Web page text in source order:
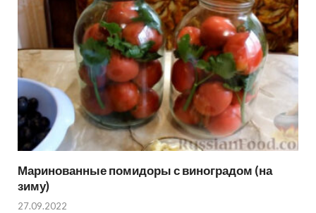
Маринованные помидоры с виноградом (на
зиму)
27.09.2022